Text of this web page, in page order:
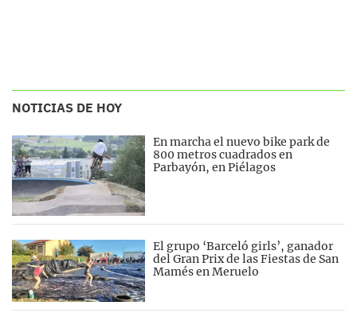
NOTICIAS DE HOY
En marcha el nuevo bike park de
800 metros cuadrados en
Parbayón, en Piélagos
El grupo ‘Barceló girls’, ganador
del Gran Prix de las Fiestas de San
Mamés en Meruelo